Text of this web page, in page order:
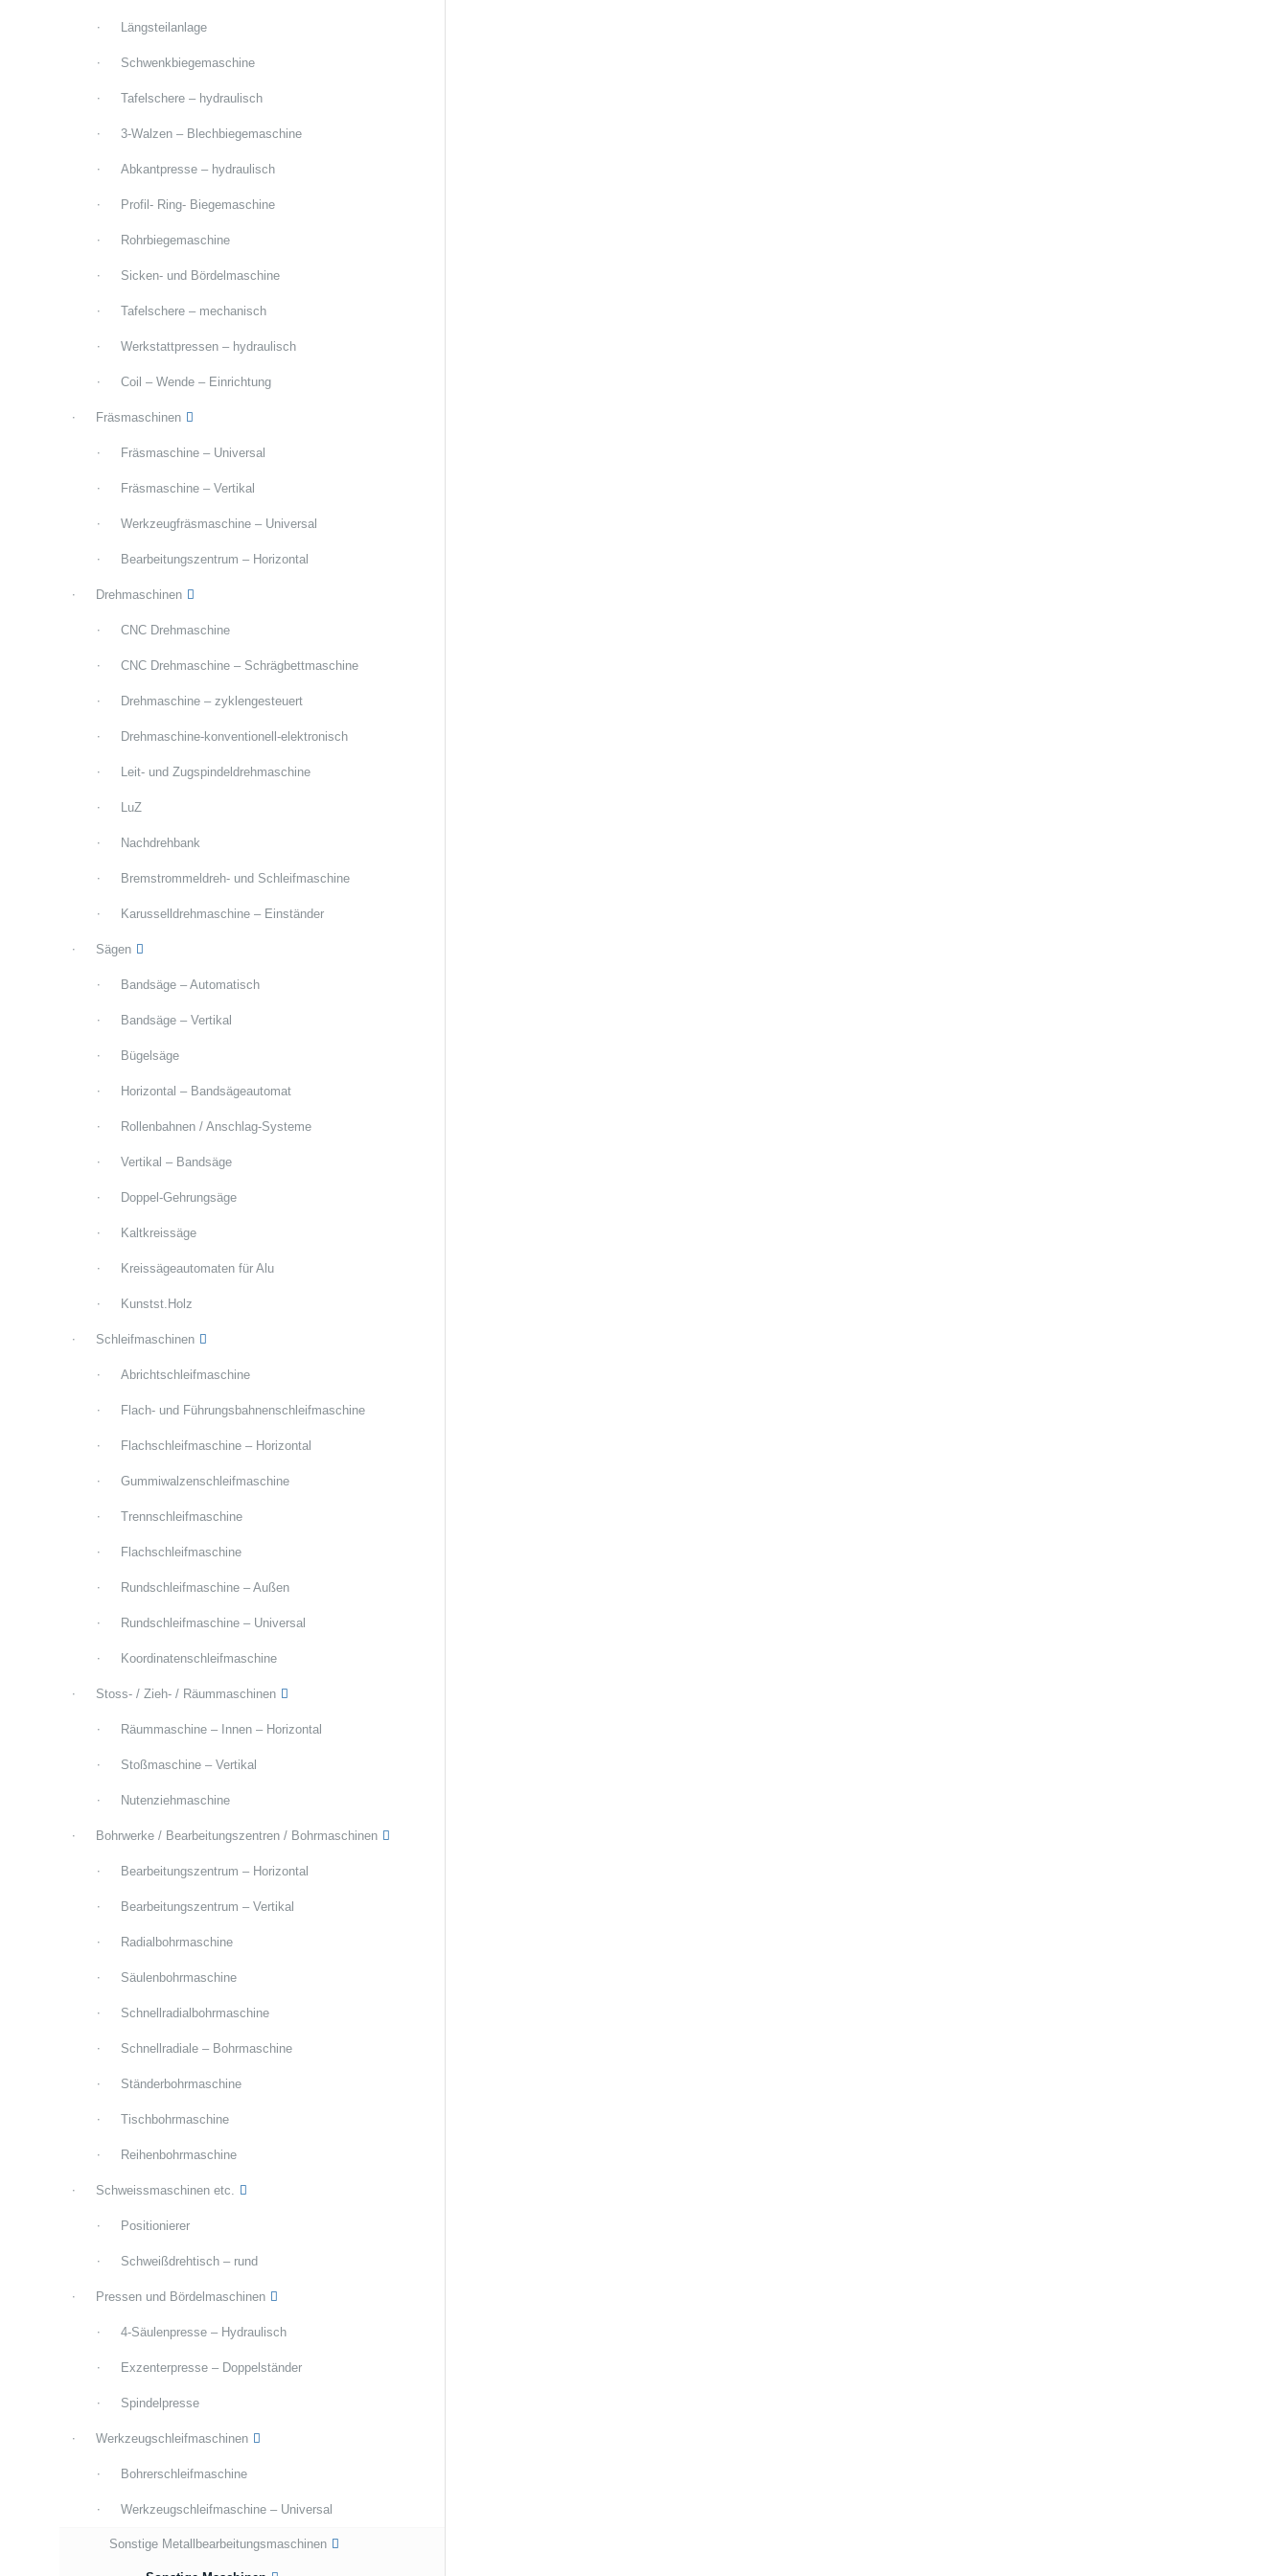
Längsteilanlage
Schwenkbiegemaschine
Tafelschere – hydraulisch
3-Walzen – Blechbiegemaschine
Abkantpresse – hydraulisch
Profil- Ring- Biegemaschine
Rohrbiegemaschine
Sicken- und Bördelmaschine
Tafelschere – mechanisch
Werkstattpressen – hydraulisch
Coil – Wende – Einrichtung
Fräsmaschinen
Fräsmaschine – Universal
Fräsmaschine – Vertikal
Werkzeugfräsmaschine – Universal
Bearbeitungszentrum – Horizontal
Drehmaschinen
CNC Drehmaschine
CNC Drehmaschine – Schrägbettmaschine
Drehmaschine – zyklengesteuert
Drehmaschine-konventionell-elektronisch
Leit- und Zugspindeldrehmaschine
LuZ
Nachdrehbank
Bremstrommeldreh- und Schleifmaschine
Karusselldrehmaschine – Einständer
Sägen
Bandsäge – Automatisch
Bandsäge – Vertikal
Bügelsäge
Horizontal – Bandsägeautomat
Rollenbahnen / Anschlag-Systeme
Vertikal – Bandsäge
Doppel-Gehrungsäge
Kaltkreissäge
Kreissägeautomaten für Alu
Kunstst.Holz
Schleifmaschinen
Abrichtschleifmaschine
Flach- und Führungsbahnenschleifmaschine
Flachschleifmaschine – Horizontal
Gummiwalzenschleifmaschine
Trennschleifmaschine
Flachschleifmaschine
Rundschleifmaschine – Außen
Rundschleifmaschine – Universal
Koordinatenschleifmaschine
Stoss- / Zieh- / Räummaschinen
Räummaschine – Innen – Horizontal
Stoßmaschine – Vertikal
Nutenziehmaschine
Bohrwerke / Bearbeitungszentren / Bohrmaschinen
Bearbeitungszentrum – Horizontal
Bearbeitungszentrum – Vertikal
Radialbohrmaschine
Säulenbohrmaschine
Schnellradialbohrmaschine
Schnellradiale – Bohrmaschine
Ständerbohrmaschine
Tischbohrmaschine
Reihenbohrmaschine
Schweissmaschinen etc.
Positionierer
Schweißdrehtisch – rund
Pressen und Bördelmaschinen
4-Säulenpresse – Hydraulisch
Exzenterpresse – Doppelständer
Spindelpresse
Werkzeugschleifmaschinen
Bohrerschleifmaschine
Werkzeugschleifmaschine – Universal
Sonstige Metallbearbeitungsmaschinen